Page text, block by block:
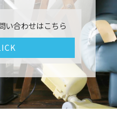
い合わせはこちら